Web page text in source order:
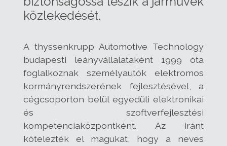
közlekedését.
A thyssenkrupp Automotive Technology
budapesti leányvállalataként 1999 óta
foglalkoznak személyautók elektromos
kormányrendszerének fejlesztésével, a
cégcsoporton belül egyedüli elektronikai
és szoftverfejlesztési
kompetenciaközpontként. Az iránt
kötelezték el magukat, hogy a neves